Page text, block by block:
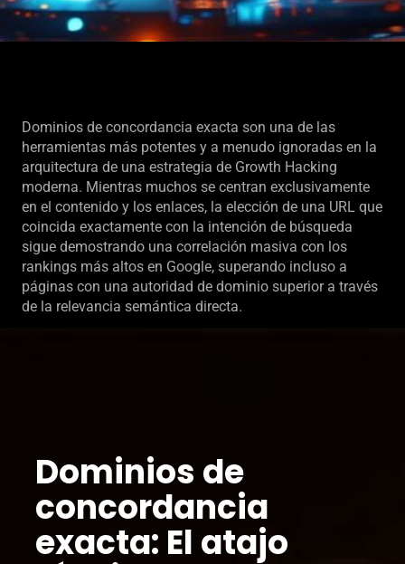
Dominios de concordancia exacta son una de las
herramientas más potentes y a menudo ignoradas en la
arquitectura de una estrategia de Growth Hacking
moderna. Mientras muchos se centran exclusivamente
en el contenido y los enlaces, la elección de una URL que
coincida exactamente con la intención de búsqueda
sigue demostrando una correlación masiva con los
rankings más altos en Google, superando incluso a
páginas con una autoridad de dominio superior a través
de la relevancia semántica directa.
Dominios de
concordancia
exacta: El atajo